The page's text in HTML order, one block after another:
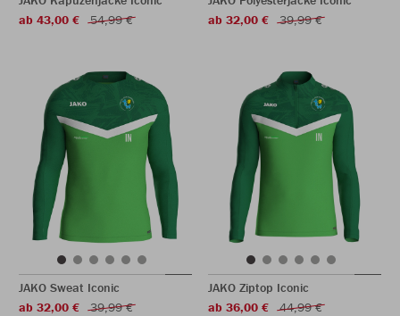
ab 43,00 €
54,99 €
ab 32,00 €
39,99 €
JAKO Sweat Iconic
ab 32,00 €
39,99 €
JAKO Ziptop Iconic
ab 36,00 €
44,99 €